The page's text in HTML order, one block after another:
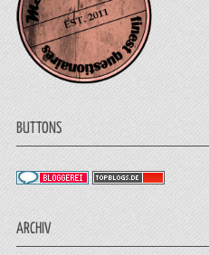
BUTTONS
ARCHIV